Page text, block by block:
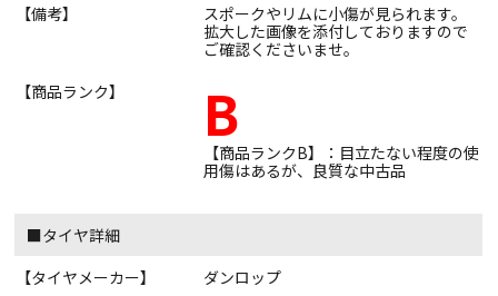
【備考】
スポークやリムに小傷が見られます。
拡大した画像を添付しておりますので
ご確認くださいませ。
【商品ランク】
B
【商品ランクB】：目立たない程度の使
用傷はあるが、良質な中古品
■タイヤ詳細
【タイヤメーカー】
ダンロップ